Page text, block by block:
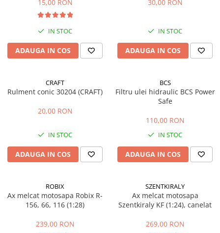
Masini de prelucrat fier-beton
Placi extra mari
Accesorii masini de taiat
Finisare si Prelucrare suprafete
Vibratoare beton
Scarificatoare beton
Accesorii prelucrare suprafete
Masini de tencuit
Pompe glet cu snec
Pompe spuma poliuretanica
15,00 RON
IN STOC
ADAUGA IN COS
30,00 RON
IN STOC
ADAUGA IN COS
CRAFT
Rulment conic 30204 (CRAFT)
20,00 RON
IN STOC
ADAUGA IN COS
BCS
Filtru ulei hidraulic BCS Power
Safe
110,00 RON
IN STOC
ADAUGA IN COS
ROBIX
Ax melcat motosapa Robix R-
156, 66, 116 (1:28)
239,00 RON
SZENTKIRALY
Ax melcat motosapa
Szentkiraly KF (1:24), canelat
269,00 RON